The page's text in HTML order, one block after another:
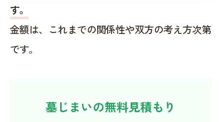
す。
金額は、これまでの関係性や双方の考え方次第
です。
墓じまいの無料見積もり